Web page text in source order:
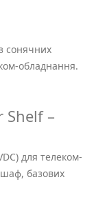
сонячних
обладнання.
Shelf –
для телеком-
шаф, базових